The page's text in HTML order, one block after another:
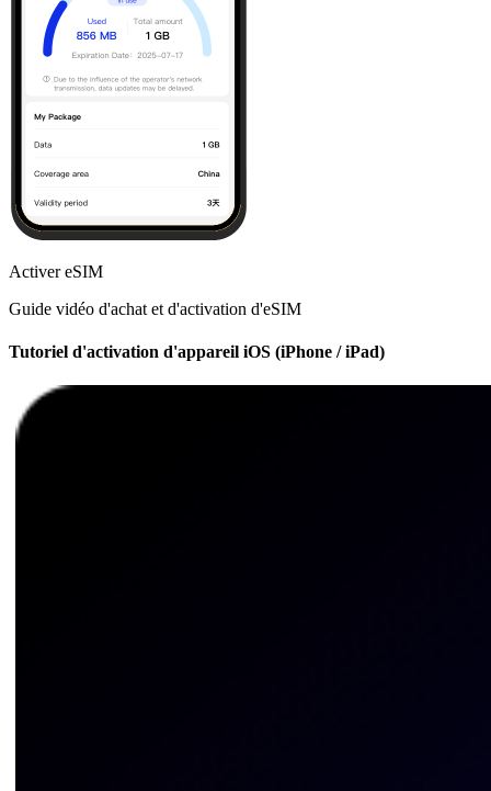
Activer eSIM
Guide vidéo d'achat et d'activation d'eSIM
Tutoriel d'activation d'appareil iOS (iPhone / iPad)